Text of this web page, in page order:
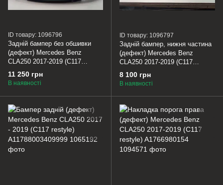
ID товару: 1096796
Задній бампер без обшивки
(дефект) Mercedes Benz
CLA250 2017-2019 (C117
restyle) A11788043019999
11 250 грн
В наявності
ID товару: 1096797
Задній бампер, нижня частина
(дефект) Mercedes Benz
CLA250 2017-2019 (C117
restyle) A1178859600
8 100 грн
В наявності